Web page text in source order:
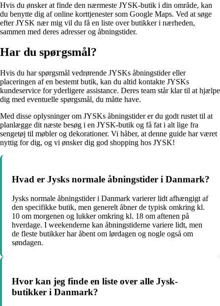
Hvis du ønsker at finde den nærmeste JYSK-butik i din område, kan
du benytte dig af online korttjenester som Google Maps. Ved at søge
efter JYSK nær mig vil du få en liste over butikker i nærheden,
sammen med deres adresser og åbningstider.
Har du spørgsmål?
Hvis du har spørgsmål vedrørende JYSKs åbningstider eller
placeringen af en bestemt butik, kan du altid kontakte JYSKs
kundeservice for yderligere assistance. Deres team står klar til at hjælpe
dig med eventuelle spørgsmål, du måtte have.
Med disse oplysninger om JYSKs åbningstider er du godt rustet til at
planlægge dit næste besøg i en JYSK-butik og få fat i alt lige fra
sengetøj til møbler og dekorationer. Vi håber, at denne guide har været
nyttig for dig, og vi ønsker dig god shopping hos JYSK!
Hvad er Jysks normale åbningstider i Danmark?
Jysks normale åbningstider i Danmark varierer lidt afhængigt af
den specifikke butik, men generelt åbner de typisk omkring kl.
10 om morgenen og lukker omkring kl. 18 om aftenen på
hverdage. I weekenderne kan åbningstiderne variere lidt, men
de fleste butikker har åbent om lørdagen og nogle også om
søndagen.
Hvor kan jeg finde en liste over alle Jysk-
butikker i Danmark?